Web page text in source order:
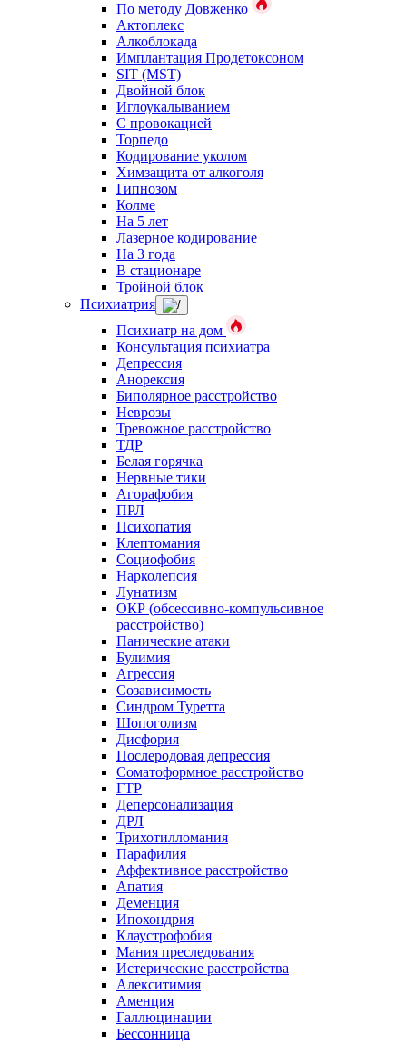
По методу Довженко
Актоплекс
Алкоблокада
Имплантация Продетоксоном
SIT (MST)
Двойной блок
Иглоукалыванием
С провокацией
Торпедо
Кодирование уколом
Химзащита от алкоголя
Гипнозом
Колме
На 5 лет
Лазерное кодирование
На 3 года
В стационаре
Тройной блок
Психиатрия
Психиатр на дом
Консультация психиатра
Депрессия
Анорексия
Биполярное расстройство
Неврозы
Тревожное расстройство
ТДР
Белая горячка
Нервные тики
Агорафобия
ПРЛ
Психопатия
Клептомания
Социофобия
Нарколепсия
Лунатизм
ОКР (обсессивно-компульсивное
расстройство)
Панические атаки
Булимия
Агрессия
Созависимость
Синдром Туретта
Шопоголизм
Дисфория
Послеродовая депрессия
Соматоформное расстройство
ГТР
Деперсонализация
ДРЛ
Трихотилломания
Парафилия
Аффективное расстройство
Апатия
Деменция
Ипохондрия
Клаустрофобия
Мания преследования
Истерические расстройства
Алекситимия
Аменция
Галлюцинации
Бессонница